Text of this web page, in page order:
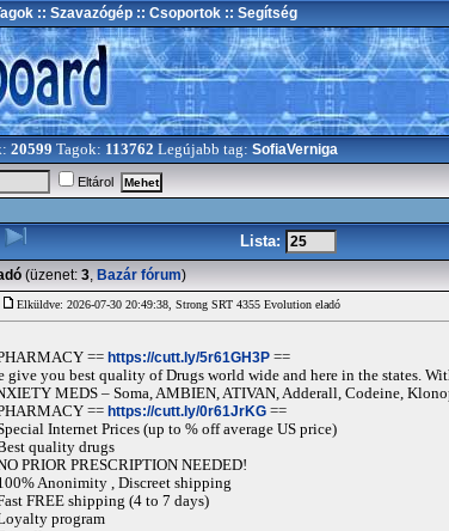
:: Szavazógép :: Csoportok :: Segítség
20599 Tagok: 113762 Legújabb tag: SofiaVerniga
Eltárol
Lista:
(üzenet: 3, Bazár fórum)
Elküldve: 2026-07-30 20:49:38, Strong SRT 4355 Evolution eladó
== https://cutt.ly/5r61GH3P ==
give you best quality of Drugs world wide and here in the states.
MEDS – Soma, AMBIEN, ATIVAN, Adderall, Codeine,
== https://cutt.ly/0r61JrKG ==
Internet Prices (up to % off average US price)
quality drugs
PRIOR PRESCRIPTION NEEDED!
Anonimity , Discreet shipping
FREE shipping (4 to 7 days)
program